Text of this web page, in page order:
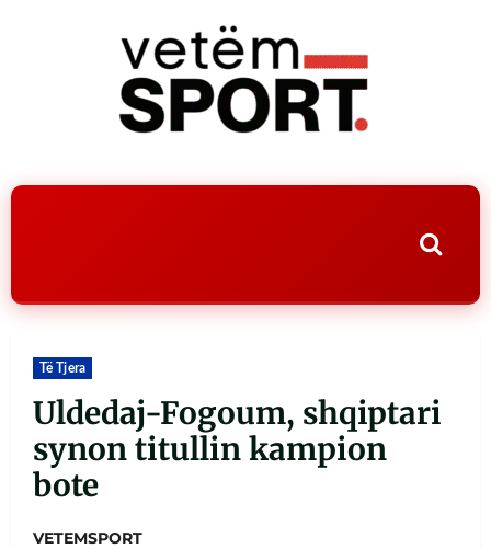
Të Tjera
Uldedaj-Fogoum, shqiptari
synon titullin kampion
bote
VETEMSPORT